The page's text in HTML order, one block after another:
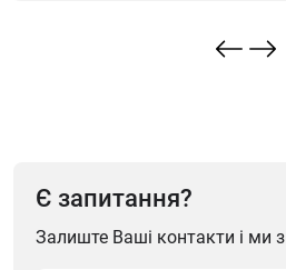
Є запитання?
Залиште Ваші контакти і ми